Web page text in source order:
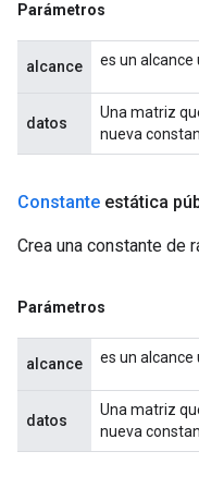
Parámetros
alcance es un
datos
Una matriz
nueva
Constante estática
Crea una constante de
Parámetros
alcance es un
datos
Una matriz
nueva